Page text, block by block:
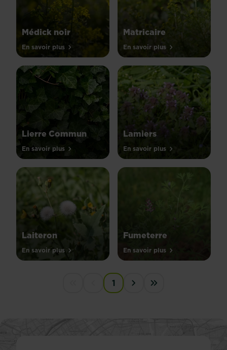
Médick noir
En savoir plus
Matricaire
En savoir plus
Lierre Commun
En savoir plus
Lamiers
En savoir plus
Laiteron
En savoir plus
Fumeterre
En savoir plus
First disabled
Previous disabled
1